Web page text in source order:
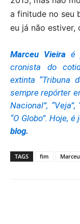
a finitude no seu
eu já não estiver,
Marceu Vieira é
cronista do
extinta “Tribuna
sempre repórter
Nacional”, “Veja”,
“O Globo”. Hoje,
blog.
TAGS fim